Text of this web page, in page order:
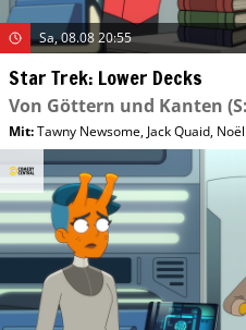
Sa, 08.08 20:55
Star Trek: Lower Decks
Von Göttern und Kanten
Mit:Tawny Newsome, Jack Quaid,